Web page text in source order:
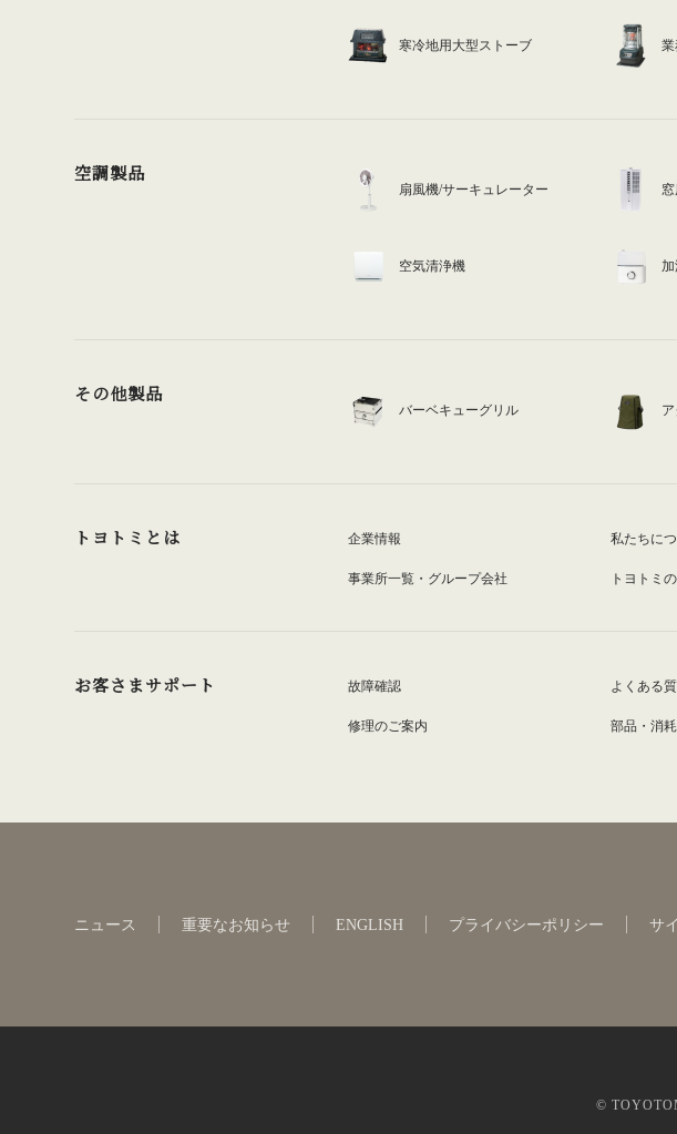
寒冷地用大型ストーブ
空調製品
扇風機/サーキュレーター
空気清浄機
その他製品
バーベキューグリル
トヨトミとは 企業情報 私たちに
事業所一覧・グループ会社 トヨトミ
お客さまサポート 故障確認 よくある
修理のご案内 部品・消
ニュース 重要なお知らせ ENGLISH プライバシーポリシー サ
©